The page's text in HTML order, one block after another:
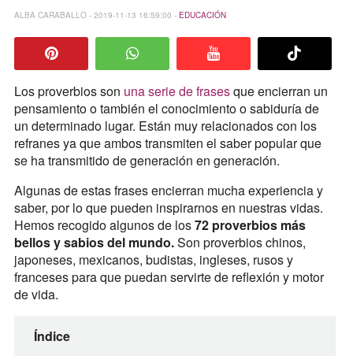
ALBA CARABALLO - 2019-11-13 16:59:00 - EDUCACIÓN
Los proverbios son una serie de frasesque encierran un
pensamiento o también el conocimiento o sabiduría de
un determinado lugar. Están muy relacionados con los
refranes ya que ambos transmiten el saber popular que
se ha transmitido de generación en generación.
Algunas de estas frases encierran mucha experiencia y
saber, por lo que pueden inspirarnos en nuestras vidas.
Hemos recogido algunos de los72 proverbios más
bellos y sabios del mundo.Son proverbios chinos,
japoneses, mexicanos, budistas, ingleses, rusos y
franceses para que puedan servirte de reflexión y motor
de vida.
Índice